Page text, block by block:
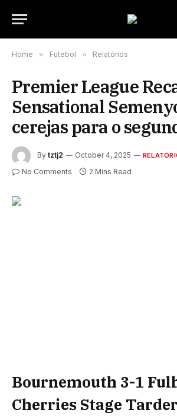
Home » Futebol » Relatórios
Premier League
Sensational
cerejas para o
By tztj2 October 4, 2025
No Comments 2 Mins Read
Bournemouth 3-1
Cherries Stage